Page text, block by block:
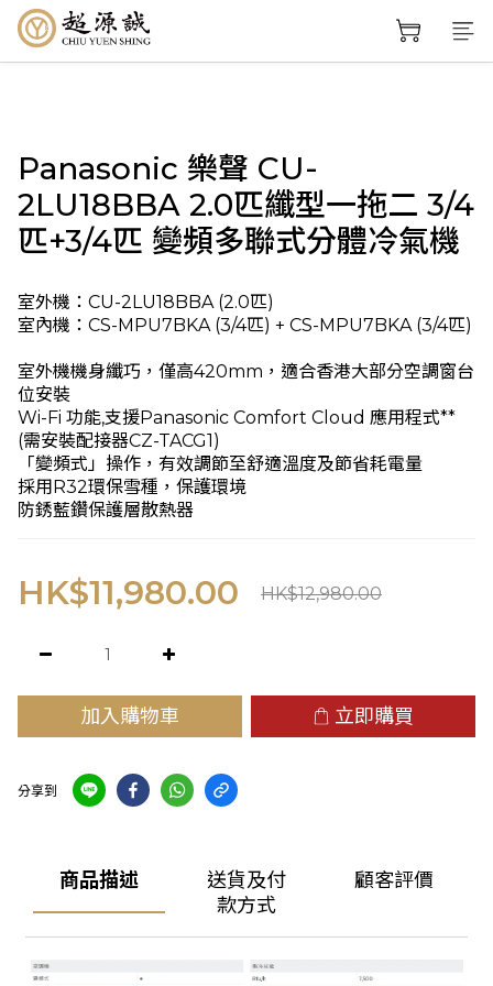
Panasonic 樂聲 CU-
2LU18BBA 2.0匹纖型一拖二 3/4
匹+3/4匹 變頻多聯式分體冷氣機
室外機：CU-2LU18BBA (2.0匹)
室內機：CS-MPU7BKA (3/4匹) + CS-MPU7BKA (3/4匹)
室外機機身纖巧，僅高420mm，適合香港大部分空調窗台
位安裝
Wi-Fi 功能,支援Panasonic Comfort Cloud 應用程式**
(需安裝配接器CZ-TACG1)
「變頻式」操作，有效調節至舒適溫度及節省耗電量
採用R32環保雪種，保護環境
防銹藍鑽保護層散熱器
HK$11,980.00 HK$12,980.00
加入購物車 立即購買
分享到
商品描述
送貨及付
款方式
顧客評價